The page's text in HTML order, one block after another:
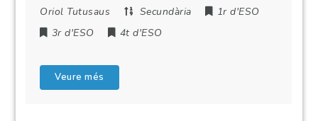
Oriol Tutusaus Secundària
1r d'ESO
3r d'ESO
4t d'ESO
Veure més